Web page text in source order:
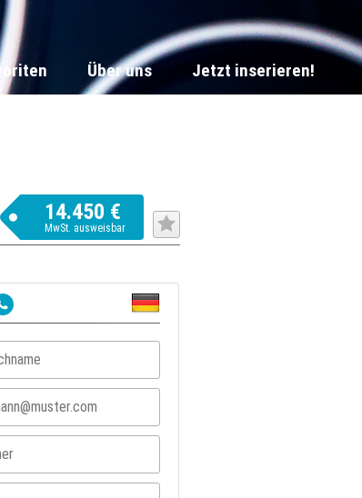
Über uns Jetzt inserieren!
14.450 €
MwSt. ausweisbar